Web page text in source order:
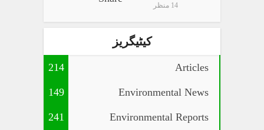
14 منظر
کیٹیگریز
Articles
214
Environmental News
149
Environmental Reports
241